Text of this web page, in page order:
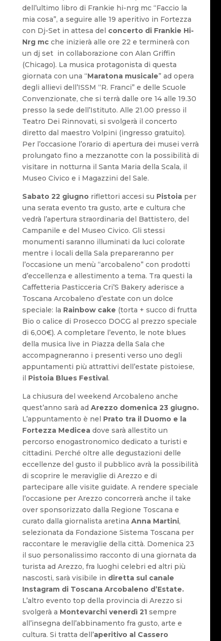
dell’ultimo libro di Frankie hi-nrg mc “Faccio la
mia cosa”, a seguire alle 19 aperitivo in Fortezza
con Dj-Set in attesa del concerto di Frankie Hi-
Nrg mcche inizierà alle ore 22 e terminerà con
un dj set in collaborazione con Alan Griffin
(Chicago). La musica protagonista di questa
giornata con una “Maratona musicale” ad opera
degli allievi dell’ISSM “R. Franci” e delle Scuole
Convenzionate, che si terrà dalle ore 14 alle 19.30
presso la sede dell’Istituto. Alle 21.00 presso il
Teatro Dei Rinnovati, si svolgerà il concerto
diretto dal maestro Volpini (ingresso gratuito).
Per l’occasione l’orario di apertura dei musei verrà
prolungato fino a mezzanotte con la possibilità di
visitare in notturna il Santa Maria della Scala, il
Museo Civico e i Magazzini del Sale.
Sabato 22 giugnoriflettori accesi su Pistoiaper
una serata evento tra gusto, arte e cultura che
vedrà l’apertura straordinaria del Battistero, del
Campanile e del Museo Civico. Gli stessi
monumenti saranno illuminati da luci colorate
mentre i locali della Sala prepareranno per
l’occasione un menù “arcobaleno” con prodotti
d’eccellenza e allestimento a tema. Tra questi la
Caffetteria Pasticceria Cri’S Bakery aderisce a
Toscana Arcobaleno d’estate con un dolce
speciale: la Rainbow cake (torta + succo di frutta
Bio o calice di Prosecco DOCG al prezzo speciale
di 6,00€). A completare l’evento, le note blues
della musica live in Piazza della Sala che
accompagneranno i presenti verso uno degli
appuntamenti più attrattivi dell’estate pistoiese,
il Pistoia Blues Festival.
La chiusura del weekend Arcobaleno anche
quest’anno sarà ad Arezzo domenica 23 giugno.
L’appuntamento è nel Prato tra il Duomo e la
Fortezza Medicea dove sarà allestito un
percorso enogastronomico dedicato a turisti e
cittadini. Perché oltre alle degustazioni delle
eccellenze del gusto il pubblico avrà la possibilità
di scoprire le meraviglie di Arezzo e di
partecipare alle visite guidate. A rendere speciale
l’occasione per Arezzo concorrerà anche il take
over sponsorizzato dalla Regione Toscana e
curato dalla giornalista aretina Anna Martini,
selezionata da Fondazione Sistema Toscana per
raccontare le meraviglie della città. Domenica 23
il suo personalissimo racconto di una giornata da
turista ad Arezzo, fra luoghi celebri ed altri più
nascosti, sarà visibile in diretta sul canale
Instagram di Toscana Arcobaleno d’Estate.
L’altro evento top della provincia di Arezzo si
svolgerà a Montevarchi venerdì 21 sempre
all’insegna dell’abbinamento fra gusto, arte e
cultura. Si tratta dell’aperitivo al Cassero